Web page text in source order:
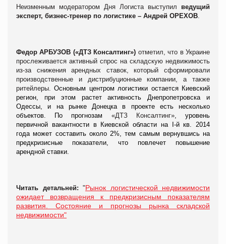
Неизменным модератором Дня Логиста выступил ведущий
эксперт, бизнес-тренер по логистике – Андрей ОРЕХОВ
Федор АРБУЗОВ («ДТЗ Консалтинг») отметил, что в Украине
прослеживается активный спрос на складскую недвижимость
из-за снижения арендных ставок, который сформировали
производственные и дистрибуционные компании, а также
ритейлеры.Основным центром логистики остается Киевский
регион, при этом растет активность Днепропетровска и
Одессы, и на рынке Донецка в проекте есть несколько
объектов. По прогнозам «ДТЗ Консалтинг», уровень
первичной вакантности в Киевской области на І-й кв. 2014
года может составить около 2%, тем самым вернувшись на
предкризисные показатели, что повлечет повышение
арендной ставки.
Читать детальней: "Рынок логистической недвижимости
ожидает возвращения к предкризисным показателям
развития. Состояние и прогнозы рынка складской
недвижимости"